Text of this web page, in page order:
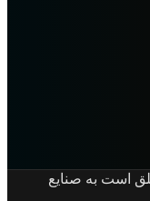
صنایع